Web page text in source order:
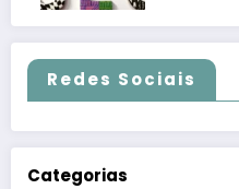
Redes Sociais
Categorias